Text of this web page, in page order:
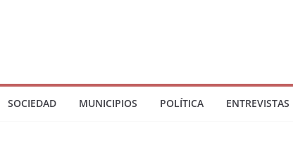
SOCIEDAD MUNICIPIOS POLÍTICA ENTREVISTAS